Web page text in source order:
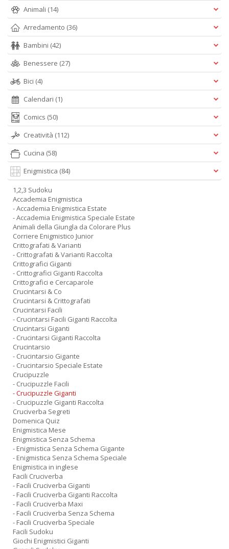
Animali (14)
Arredamento (36)
Bambini (42)
Benessere (27)
Bici (4)
Calendari (1)
Comics (50)
Creatività (112)
Cucina (58)
Enigmistica (84)
1,2,3 Sudoku
Accademia Enigmistica
- Accademia Enigmistica Estate
- Accademia Enigmistica Speciale Estate
Animali della Giungla da Colorare Plus
Corriere Enigmistico Junior
Crittografati & Varianti
- Crittografati & Varianti Raccolta
Crittografici Giganti
- Crittografici Giganti Raccolta
Crittografici e Cercaparole
Crucintarsi & Co
Crucintarsi & Crittografati
Crucintarsi Facili
- Crucintarsi Facili Giganti Raccolta
Crucintarsi Giganti
- Crucintarsi Giganti Raccolta
Crucintarsio
- Crucintarsio Gigante
- Crucintarsio Speciale Estate
Crucipuzzle
- Crucipuzzle Facili
- Crucipuzzle Giganti
- Crucipuzzle Giganti Raccolta
Cruciverba Segreti
Domenica Quiz
Enigmistica Mese
Enigmistica Senza Schema
- Enigmistica Senza Schema Gigante
- Enigmistica Senza Schema Speciale
Enigmistica in inglese
Facili Cruciverba
- Facili Cruciverba Giganti
- Facili Cruciverba Giganti Raccolta
- Facili Cruciverba Maxi
- Facili Cruciverba Senza Schema
- Facili Cruciverba Speciale
Facili Sudoku
Giochi Enigmistici Giganti